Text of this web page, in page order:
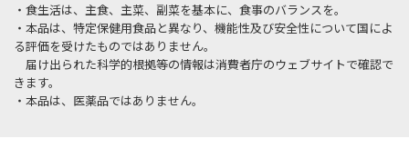
・食生活は、主食、主菜、副菜を基本に、食事のバランスを。
・本品は、特定保健用食品と異なり、機能性及び安全性について国によ
る評価を受けたものではありません。
届け出られた科学的根拠等の情報は消費者庁のウェブサイトで確認で
きます。
・本品は、医薬品ではありません。